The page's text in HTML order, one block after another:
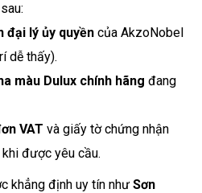
đại lý ủy quyền của AkzoNobel
dễ thấy).
màu Dulux chính hãng đang
VAT và giấy tờ chứng nhận
được yêu cầu.
khẳng định uy tín như Sơn